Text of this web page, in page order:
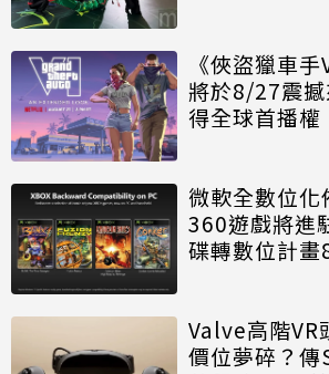
《俠盜獵車
將於8/27震
得全球首播權
微軟全數位
360遊戲將進
碟轉數位計畫
Valve高階VR
價位夢碎？